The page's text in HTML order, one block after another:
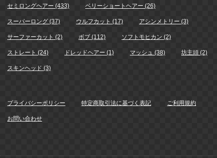
セミロングヘアー (433) ベリーショートヘアー (26)
スーパーロング (37) ウルフカット (17) アシンメトリー (3)
サーファーカット (2) ボブ (112) ソフトモヒカン (2)
ストレート (24) ドレッドヘアー (1) マッシュ (38) 坊主頭 (2)
スキンヘッド (3)
プライバシーポリシー 特定商取引法に基づく表記 ご利用規約
お問い合わせ